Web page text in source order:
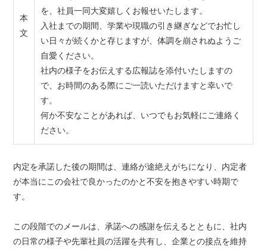
本
文
を、社員一同大変嬉しくお報せいたします。
入社までの期間、学業や現職の引き継ぎなどでお忙し
い日々が続くかと存じますが、体調を崩されぬようご
自愛ください。
社内の様子をお伝えする広報誌を添付いたしますの
で、お時間のある際にご一読いただけますと幸いで
す。
何か不安なことがあれば、いつでもお気軽にご連絡く
ださい。
内定を承諾した後の期間は、連絡が途絶えがちになり、内定者
が本当にこの会社で良かったのかと不安を抱きやすい時期で
す。
この段階でのメールは、承諾への感謝を伝えるとともに、社内
の日常の様子や先輩社員の活躍を共有し、企業との接点を維持